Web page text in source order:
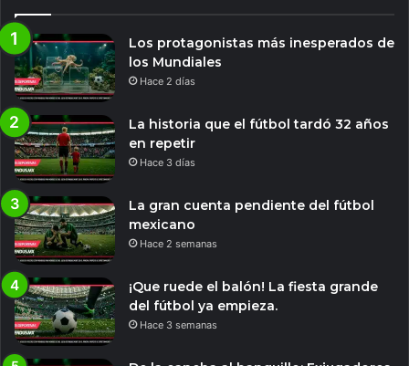
Los protagonistas más inesperados de
los Mundiales
Hace 2 días
La historia que el fútbol tardó 32 años
en repetir
Hace 3 días
La gran cuenta pendiente del fútbol
mexicano
Hace 2 semanas
¡Que ruede el balón! La fiesta grande
del fútbol ya empieza.
Hace 3 semanas